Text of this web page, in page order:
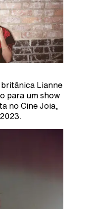
Lianne
para um show
no Cine Joia,